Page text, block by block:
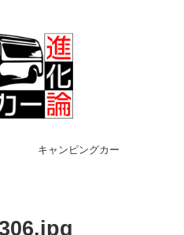
キャンピングカー